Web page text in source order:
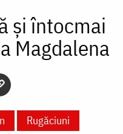
și întocmai
Magdalena
Rugăciuni